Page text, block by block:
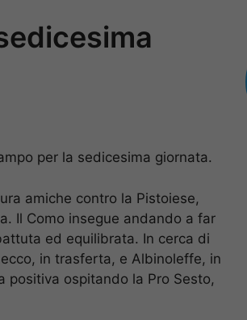
per la sedicesima giornata.
amiche contro la Pistoiese,
Il Como insegue andando a far
ed equilibrata. In cerca di
in trasferta, e Albinoleffe, in
positiva ospitando la Pro Sesto,